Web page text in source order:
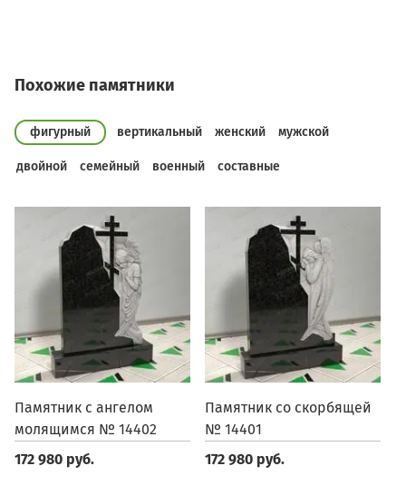
Похожие памятники
фигурный вертикальный женский мужской
двойной семейный военный составные
Памятник с ангелом
молящимся № 14402
172 980 руб.
Памятник со скорбящей
№ 14401
172 980 руб.